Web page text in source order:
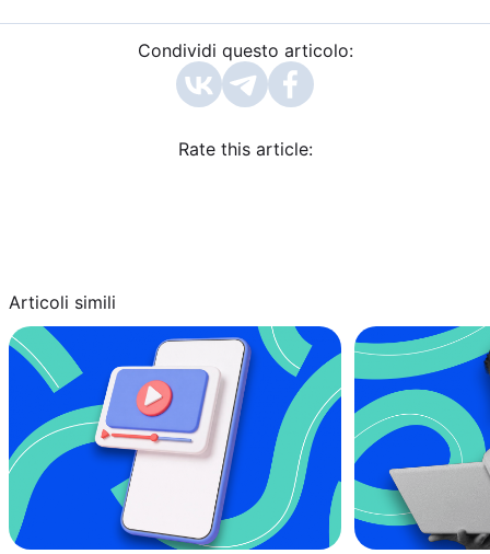
Condividi questo articolo:
Rate this article:
Articoli simili